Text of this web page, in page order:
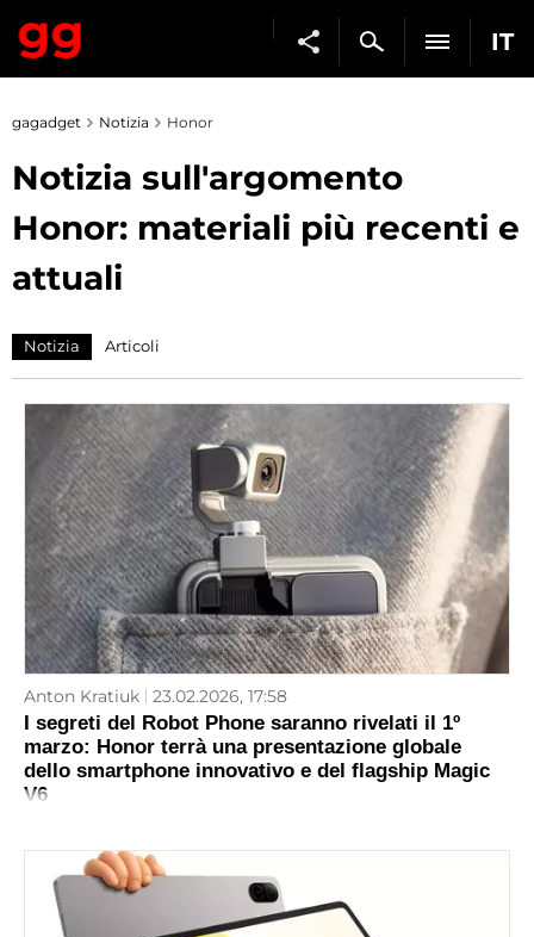
IT
gagadget Notizia Honor
Notizia sull'argomento
Honor: materiali più recenti e
attuali
Notizia Articoli
Anton Kratiuk 23.02.2026, 17:58
I segreti del Robot Phone saranno rivelati il 1º
marzo: Honor terrà una presentazione globale
dello smartphone innovativo e del flagship Magic
V6